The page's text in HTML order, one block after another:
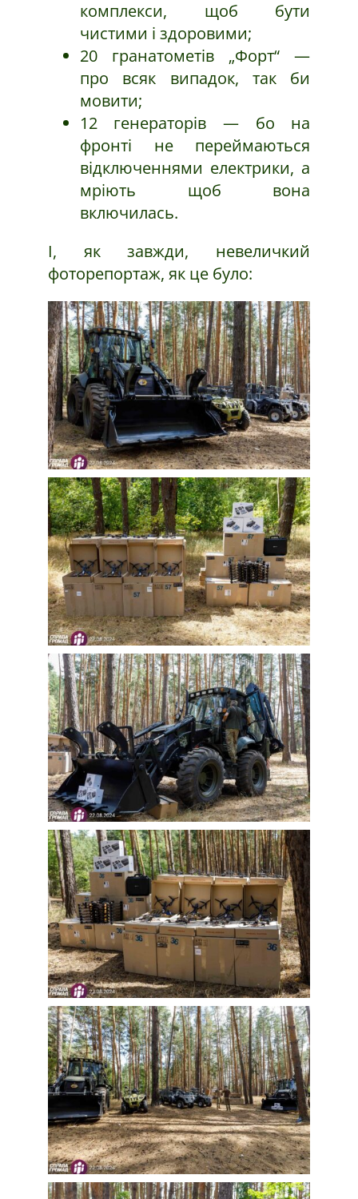
комплекси, щоб бути
чистими і здоровими;
20 гранатометів „Форт“ —
про всяк випадок, так би
мовити;
12 генераторів — бо на
фронті не переймаються
відключеннями електрики, а
мріють щоб вона
включилась.
І, як завжди, невеличкий
фоторепортаж, як це було: